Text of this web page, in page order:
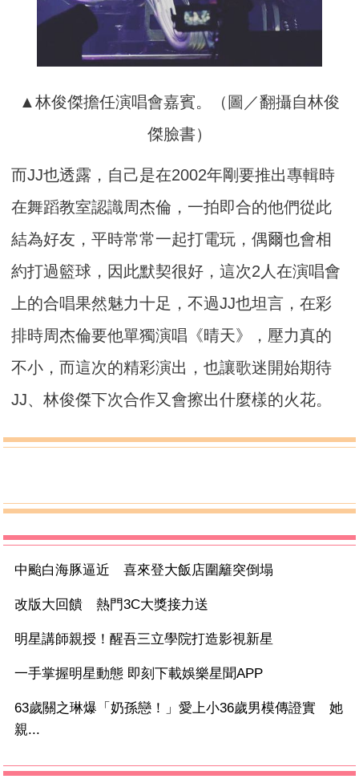
▲林俊傑擔任演唱會嘉賓。（圖／翻攝自林俊
傑臉書）
而JJ也透露，自己是在2002年剛要推出專輯時
在舞蹈教室認識周杰倫，一拍即合的他們從此
結為好友，平時常常一起打電玩，偶爾也會相
約打過籃球，因此默契很好，這次2人在演唱會
上的合唱果然魅力十足，不過JJ也坦言，在彩
排時周杰倫要他單獨演唱《晴天》，壓力真的
不小，而這次的精彩演出，也讓歌迷開始期待
JJ、林俊傑下次合作又會擦出什麼樣的火花。
中颱白海豚逼近 喜來登大飯店圍籬突倒塌
改版大回饋 熱門3C大獎接力送
明星講師親授！醒吾三立學院打造影視新星
一手掌握明星動態 即刻下載娛樂星聞APP
63歲關之琳爆「奶孫戀！」愛上小36歲男模傳證實 她
親...